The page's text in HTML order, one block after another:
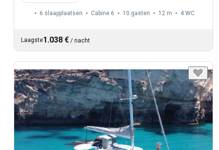
6 slaapplaatsen Cabine 6 10 gasten 12 m 4 WC
Laagste1.038 € / nacht